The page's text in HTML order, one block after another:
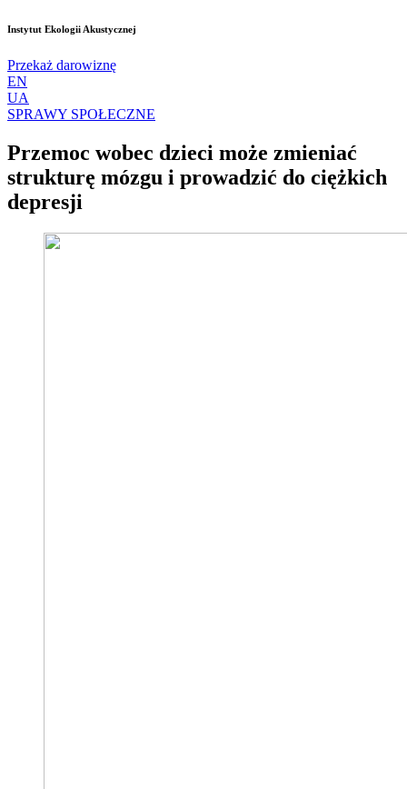
Instytut Ekologii Akustycznej
Przekaż darowiznę
EN
UA
SPRAWY SPOŁECZNE
Przemoc wobec dzieci może zmieniać
strukturę mózgu i prowadzić do ciężkich
depresji